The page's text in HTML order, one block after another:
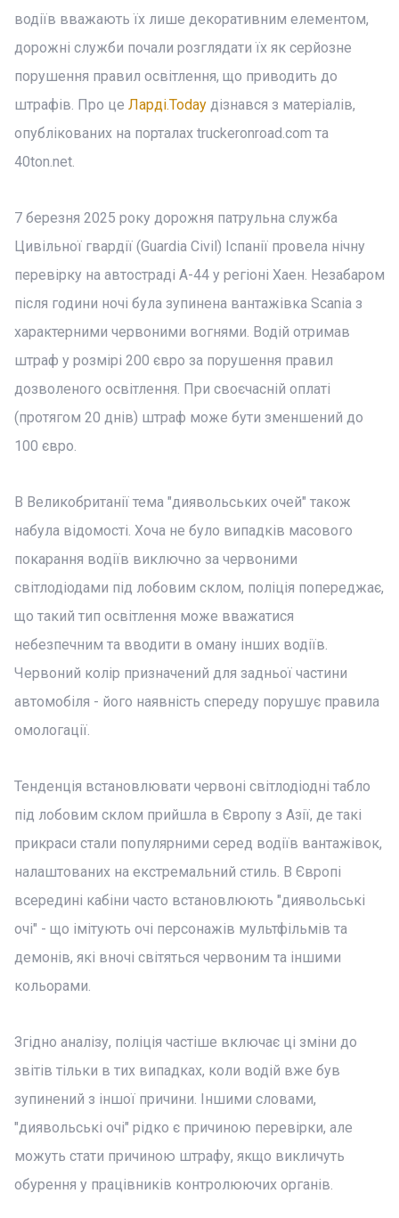
водіїв вважають їх лише декоративним елементом,
дорожні служби почали розглядати їх як серйозне
порушення правил освітлення, що приводить до
штрафів. Про це Ларді.Today дізнався з матеріалів,
опублікованих на порталах truckeronroad.com та
40ton.net.
7 березня 2025 року дорожня патрульна служба
Цивільної гвардії (Guardia Civil) Іспанії провела нічну
перевірку на автостраді А-44 у регіоні Хаен. Незабаром
після години ночі була зупинена вантажівка Scania з
характерними червоними вогнями. Водій отримав
штраф у розмірі 200 євро за порушення правил
дозволеного освітлення. При своєчасній оплаті
(протягом 20 днів) штраф може бути зменшений до
100 євро.
В Великобританії тема "диявольських очей" також
набула відомості. Хоча не було випадків масового
покарання водіїв виключно за червоними
світлодіодами під лобовим склом, поліція попереджає,
що такий тип освітлення може вважатися
небезпечним та вводити в оману інших водіїв.
Червоний колір призначений для задньої частини
автомобіля - його наявність спереду порушує правила
омологації.
Тенденція встановлювати червоні світлодіодні табло
під лобовим склом прийшла в Європу з Азії, де такі
прикраси стали популярними серед водіїв вантажівок,
налаштованих на екстремальний стиль. В Європі
всередині кабіни часто встановлюють "диявольські
очі" - що імітують очі персонажів мультфільмів та
демонів, які вночі світяться червоним та іншими
кольорами.
Згідно аналізу, поліція частіше включає ці зміни до
звітів тільки в тих випадках, коли водій вже був
зупинений з іншої причини. Іншими словами,
"диявольські очі" рідко є причиною перевірки, але
можуть стати причиною штрафу, якщо викличуть
обурення у працівників контролюючих органів.